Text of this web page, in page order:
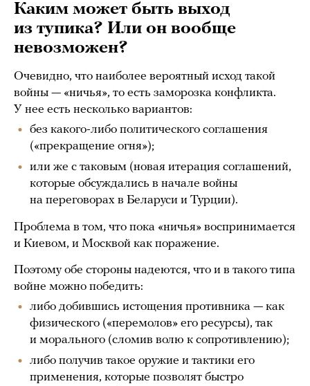
Каким может быть выход
из тупика? Или он вообще
невозможен?
Очевидно, что наиболее вероятный исход такой
войны — «ничья», то есть заморозка конфликта.
У нее есть несколько вариантов:
без какого-либо политического соглашения
(«прекращение огня»);
или же с таковым (новая итерация соглашений,
которые обсуждались в начале войны
на переговорах в Беларуси и Турции).
Проблема в том, что пока «ничья» воспринимается
и Киевом, и Москвой как поражение.
Поэтому обе стороны надеются, что и в такого типа
войне можно победить:
либо добившись истощения противника — как
физического («перемолов» его ресурсы), так
и морального (сломив волю к сопротивлению);
либо получив такое оружие и тактики его
применения, которые позволят быстро